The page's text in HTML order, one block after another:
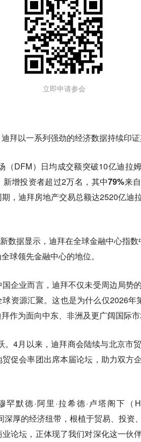
立即申请参会
拜以一系列强劲的经济数据持续印证
（DFM）日均成交额突破10亿迪拉
增投资者超过2万名，其中79%来
，迪拜房地产交易总额达2520亿迪
数据显示，迪拜在全球金融中心指
球领先金融中心的地位。
企业而言，迪拜不仅未受周边局势
资源汇聚。这也是为什么仅2026年
作为面向中东、非洲及更广阔国际市
。4月以来，迪拜商会陆续与北京市
促会率团出席本届论坛，助力双方
默德·阿里·拉希德·卢塔阁下（
深厚的经济纽带，根植于贸易、投资
论坛，正体现了我们对深化这一伙